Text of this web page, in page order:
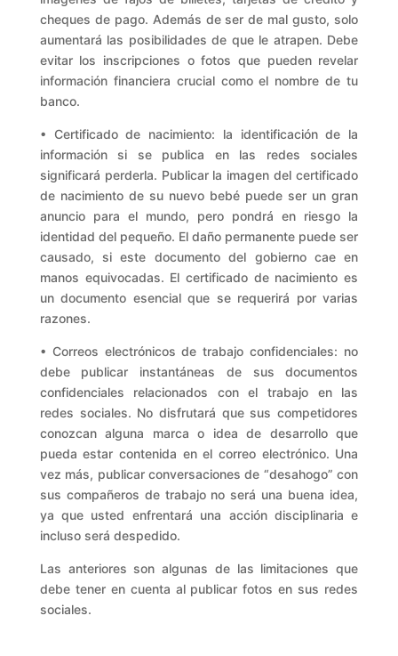
cheques de pago. Además de ser de mal gusto, solo
aumentará las posibilidades de que le atrapen. Debe
evitar los inscripciones o fotos que pueden revelar
información financiera crucial como el nombre de tu
banco.
• Certificado de nacimiento: la identificación de la
información si se publica en las redes sociales
significará perderla. Publicar la imagen del certificado
de nacimiento de su nuevo bebé puede ser un gran
anuncio para el mundo, pero pondrá en riesgo la
identidad del pequeño. El daño permanente puede ser
causado, si este documento del gobierno cae en
manos equivocadas. El certificado de nacimiento es
un documento esencial que se requerirá por varias
razones.
• Correos electrónicos de trabajo confidenciales: no
debe publicar instantáneas de sus documentos
confidenciales relacionados con el trabajo en las
redes sociales. No disfrutará que sus competidores
conozcan alguna marca o idea de desarrollo que
pueda estar contenida en el correo electrónico. Una
vez más, publicar conversaciones de “desahogo” con
sus compañeros de trabajo no será una buena idea,
ya que usted enfrentará una acción disciplinaria e
incluso será despedido.
Las anteriores son algunas de las limitaciones que
debe tener en cuenta al publicar fotos en sus redes
sociales.